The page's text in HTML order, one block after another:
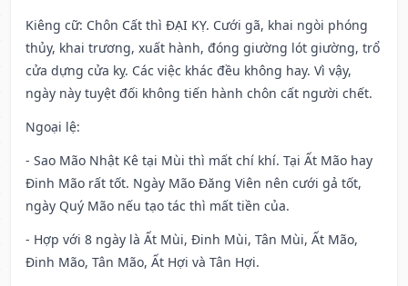
Kiêng cữ: Chôn Cất thì ĐẠI KỴ. Cưới gã, khai ngòi phóng
thủy, khai trương, xuất hành, đóng giường lót giường, trổ
cửa dựng cửa kỵ. Các việc khác đều không hay. Vì vậy,
ngày này tuyệt đối không tiến hành chôn cất người chết.
Ngoại lệ:
- Sao Mão Nhật Kê tại Mùi thì mất chí khí. Tại Ất Mão hay
Đinh Mão rất tốt. Ngày Mão Đăng Viên nên cưới gả tốt,
ngày Quý Mão nếu tạo tác thì mất tiền của.
- Hợp với 8 ngày là Ất Mùi, Đinh Mùi, Tân Mùi, Ất Mão,
Đinh Mão, Tân Mão, Ất Hợi và Tân Hợi.